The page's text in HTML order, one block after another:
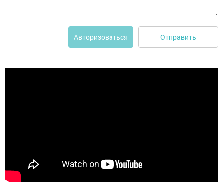
Авторизоваться Отправить